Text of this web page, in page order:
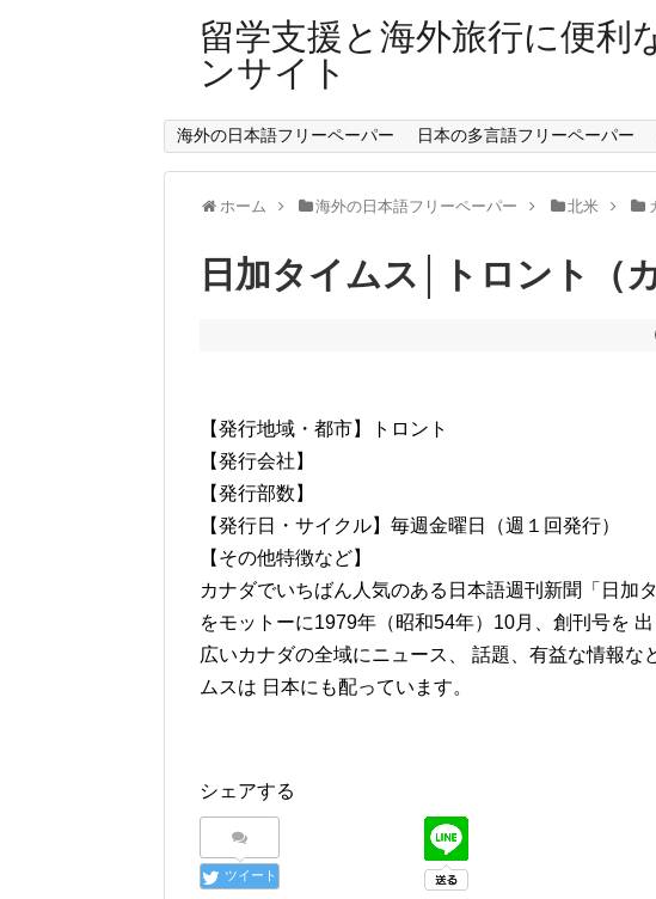
留学支援と海外旅行に便利
ンサイト
海外の日本語フリーペーパー 日本の多言語フリーペーパー
ホーム 海外の日本語フリーペーパー 北米
日加タイムス│トロント（
【発行地域・都市】トロント
【発行会社】
【発行部数】
【発行日・サイクル】毎週金曜日（週１回発行）
【その他特徴など】
カナダでいちばん人気のある日本語週刊新聞「日加
をモットーに1979年（昭和54年）10月、創刊号を
広いカナダの全域にニュース、 話題、有益な情報な
ムスは 日本にも配っています。
シェアする
ツイート